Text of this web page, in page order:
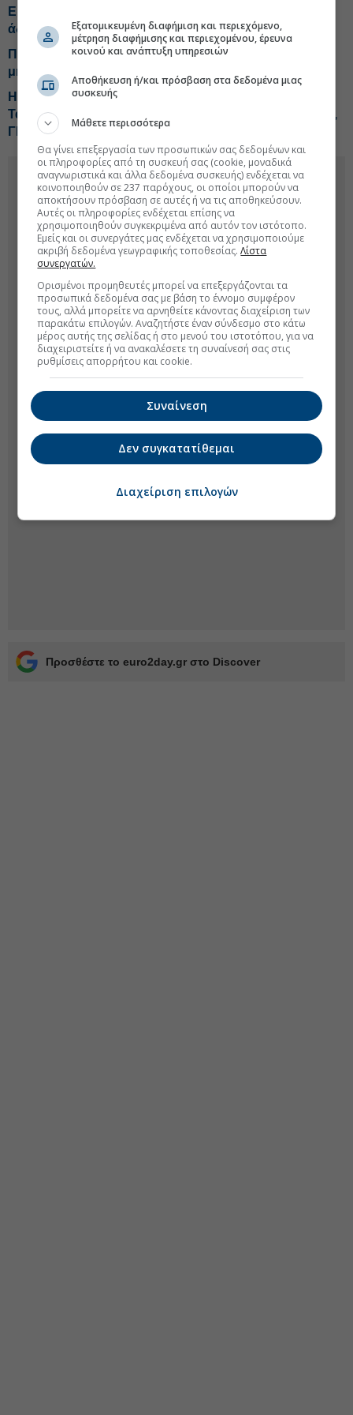
Εργασιακός οδηγός: Τα 10 SOS για προσλήψεις,
άδειες και ωράρια
Ποιοι είναι οι νέοι δικαιούχοι της 9μηνης άδειας
μητρότητας
Η Μαρία, το δεύτερο (σκληρό) χτύπημα και τα γκάλοπ-
Τα ψιλά γράμματα στη Cenergy-Tips για Jumbo, ΕΛΠΕ,
ΓΕΚ Τέρνα
Προσθέστε το euro2day.gr στο Discover
Εξατομικευμένη διαφήμιση και περιεχόμενο,
μέτρηση διαφήμισης και περιεχομένου, έρευνα
κοινού και ανάπτυξη υπηρεσιών
Αποθήκευση ή/και πρόσβαση στα δεδομένα μιας
συσκευής
Μάθετε περισσότερα
Θα γίνει επεξεργασία των προσωπικών σας δεδομένων και
οι πληροφορίες από τη συσκευή σας (cookie, μοναδικά
αναγνωριστικά και άλλα δεδομένα συσκευής) ενδέχεται να
κοινοποιηθούν σε 237 παρόχους, οι οποίοι μπορούν να
αποκτήσουν πρόσβαση σε αυτές ή να τις αποθηκεύσουν.
Αυτές οι πληροφορίες ενδέχεται επίσης να
χρησιμοποιηθούν συγκεκριμένα από αυτόν τον ιστότοπο.
Εμείς και οι συνεργάτες μας ενδέχεται να χρησιμοποιούμε
ακριβή δεδομένα γεωγραφικής τοποθεσίας.Λίστα
συνεργατών.
Ορισμένοι προμηθευτές μπορεί να επεξεργάζονται τα
προσωπικά δεδομένα σας με βάση το έννομο συμφέρον
τους, αλλά μπορείτε να αρνηθείτε κάνοντας διαχείριση των
παρακάτω επιλογών. Αναζητήστε έναν σύνδεσμο στο κάτω
μέρος αυτής της σελίδας ή στο μενού του ιστοτόπου, για να
διαχειριστείτε ή να ανακαλέσετε τη συναίνεσή σας στις
ρυθμίσεις απορρήτου και cookie.
Συναίνεση
Δεν συγκατατίθεμαι
Διαχείριση επιλογών